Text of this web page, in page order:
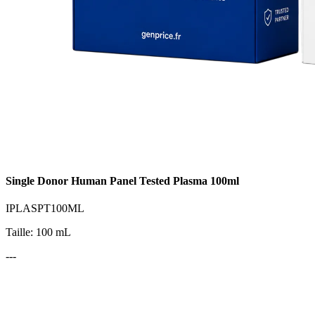
Single Donor Human Panel Tested Plasma 100ml
IPLASPT100ML
Taille: 100 mL
---